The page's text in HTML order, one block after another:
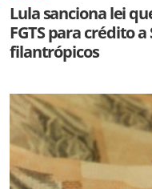
Lula sanciona lei
FGTS para crédito
filantrópicos